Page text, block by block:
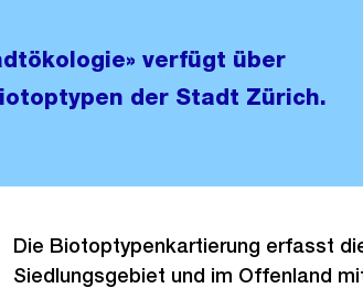
verfügt über
der Stadt Zürich.
Die Biotoptypenkartierung erfasst
Siedlungsgebiet und im Offenland